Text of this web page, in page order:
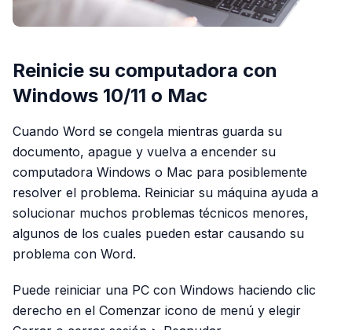
Reinicie su computadora con
Windows 10/11 o Mac
Cuando Word se congela mientras guarda su
documento, apague y vuelva a encender su
computadora Windows o Mac para posiblemente
resolver el problema. Reiniciar su máquina ayuda a
solucionar muchos problemas técnicos menores,
algunos de los cuales pueden estar causando su
problema con Word.
Puede reiniciar una PC con Windows haciendo clic
derecho en el Comenzar icono de menú y elegir